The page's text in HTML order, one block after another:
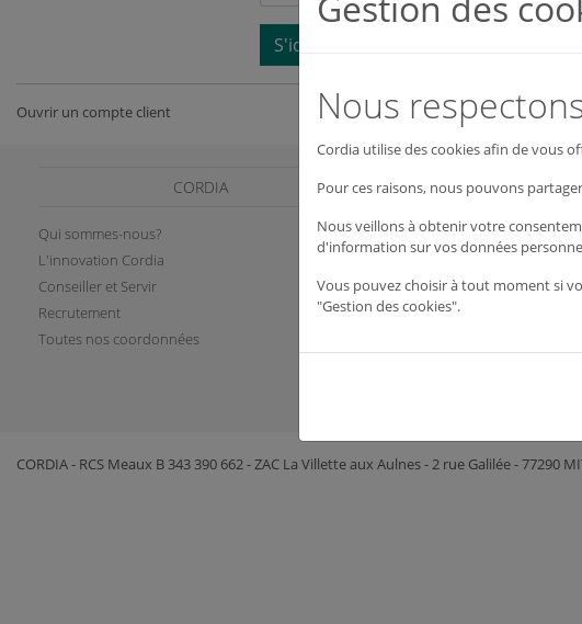
S'identifier
Ouvrir un compte client
CORDIA
Qui sommes-nous?
L'innovation Cordia
Conseiller et Servir
Recrutement
Toutes nos coordonnées
Services
Service assistance technique
Dématérialisation des
Paiement libre
CORDIA - RCS Meaux B 343 390 662 - ZAC La Villette aux Aulnes - 2 rue Galilée - 77290
Nous
Cordia utilise des cookies afin de vous
Pour ces raisons, nous pouvons
Nous veillons à obtenir votre
d'information sur vos données
Vous pouvez choisir à tout moment si
"Gestion des cookies".